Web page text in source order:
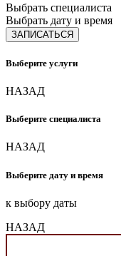
Выбрать специалиста
Выбрать дату и время
ЗАПИСАТЬСЯ
Выберите услуги
НАЗАД
Выберите специалиста
НАЗАД
Выберите дату и время
к выбору даты
НАЗАД